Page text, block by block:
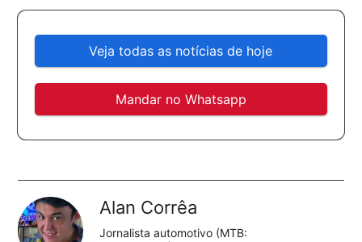
Veja todas as notícias de hoje
Mandar no Whatsapp
Alan Corrêa
Jornalista automotivo (MTB: